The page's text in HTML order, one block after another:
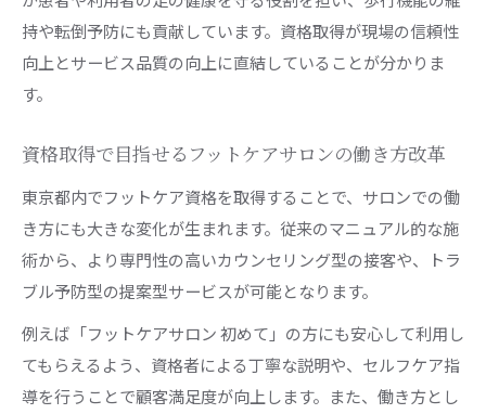
持や転倒予防にも貢献しています。資格取得が現場の信頼性
向上とサービス品質の向上に直結していることが分かりま
す。
資格取得で目指せるフットケアサロンの働き方改革
東京都内でフットケア資格を取得することで、サロンでの働
き方にも大きな変化が生まれます。従来のマニュアル的な施
術から、より専門性の高いカウンセリング型の接客や、トラ
ブル予防型の提案型サービスが可能となります。
例えば「フットケアサロン 初めて」の方にも安心して利用し
てもらえるよう、資格者による丁寧な説明や、セルフケア指
導を行うことで顧客満足度が向上します。また、働き方とし